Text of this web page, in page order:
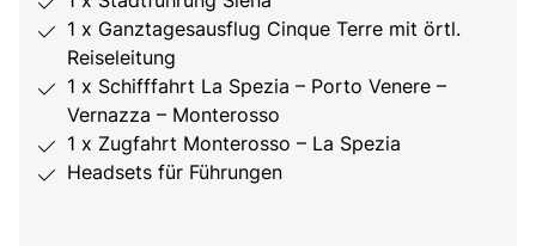
1 x Ganztagesausflug Cinque Terre mit örtl.
Reiseleitung
1 x Schifffahrt La Spezia – Porto Venere –
Vernazza – Monterosso
1 x Zugfahrt Monterosso – La Spezia
Headsets für Führungen